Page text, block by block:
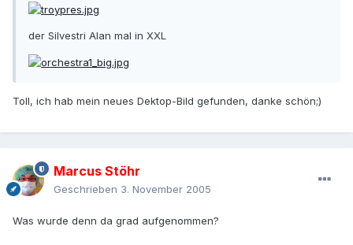
der Silvestri Alan mal in XXL
Toll, ich hab mein neues Dektop-Bild gefunden, danke schön;)
Marcus Stöhr
Geschrieben 3. November 2005
Was wurde denn da grad aufgenommen?